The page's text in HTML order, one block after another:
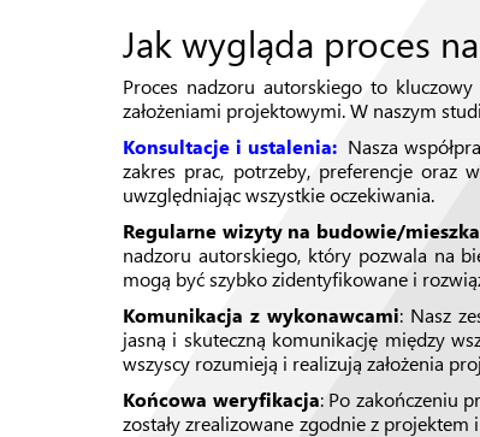
Jak wygląda proces
Proces nadzoru autorskiego to
założeniami projektowymi. W naszym
Konsultacje i ustalenia: Nasza
zakres prac, potrzeby, preferencje oraz
uwzględniając wszystkie oczekiwania.
Regularne wizyty na budowie/
nadzoru autorskiego, który pozwala na
mogą być szybko zidentyfikowane i
Komunikacja z wykonawcami: Nasz
jasną i skuteczną komunikację między
wszyscy rozumieją i realizują założenia
Końcowa weryfikacja: Po zakończeniu
zostały zrealizowane zgodnie z